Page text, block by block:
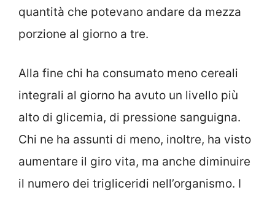
quantità che potevano andare da mezza
porzione al giorno a tre.
Alla fine chi ha consumato meno cereali
integrali al giorno ha avuto un livello più
alto di glicemia, di pressione sanguigna.
Chi ne ha assunti di meno, inoltre, ha visto
aumentare il giro vita, ma anche diminuire
il numero dei trigliceridi nell’organismo. I